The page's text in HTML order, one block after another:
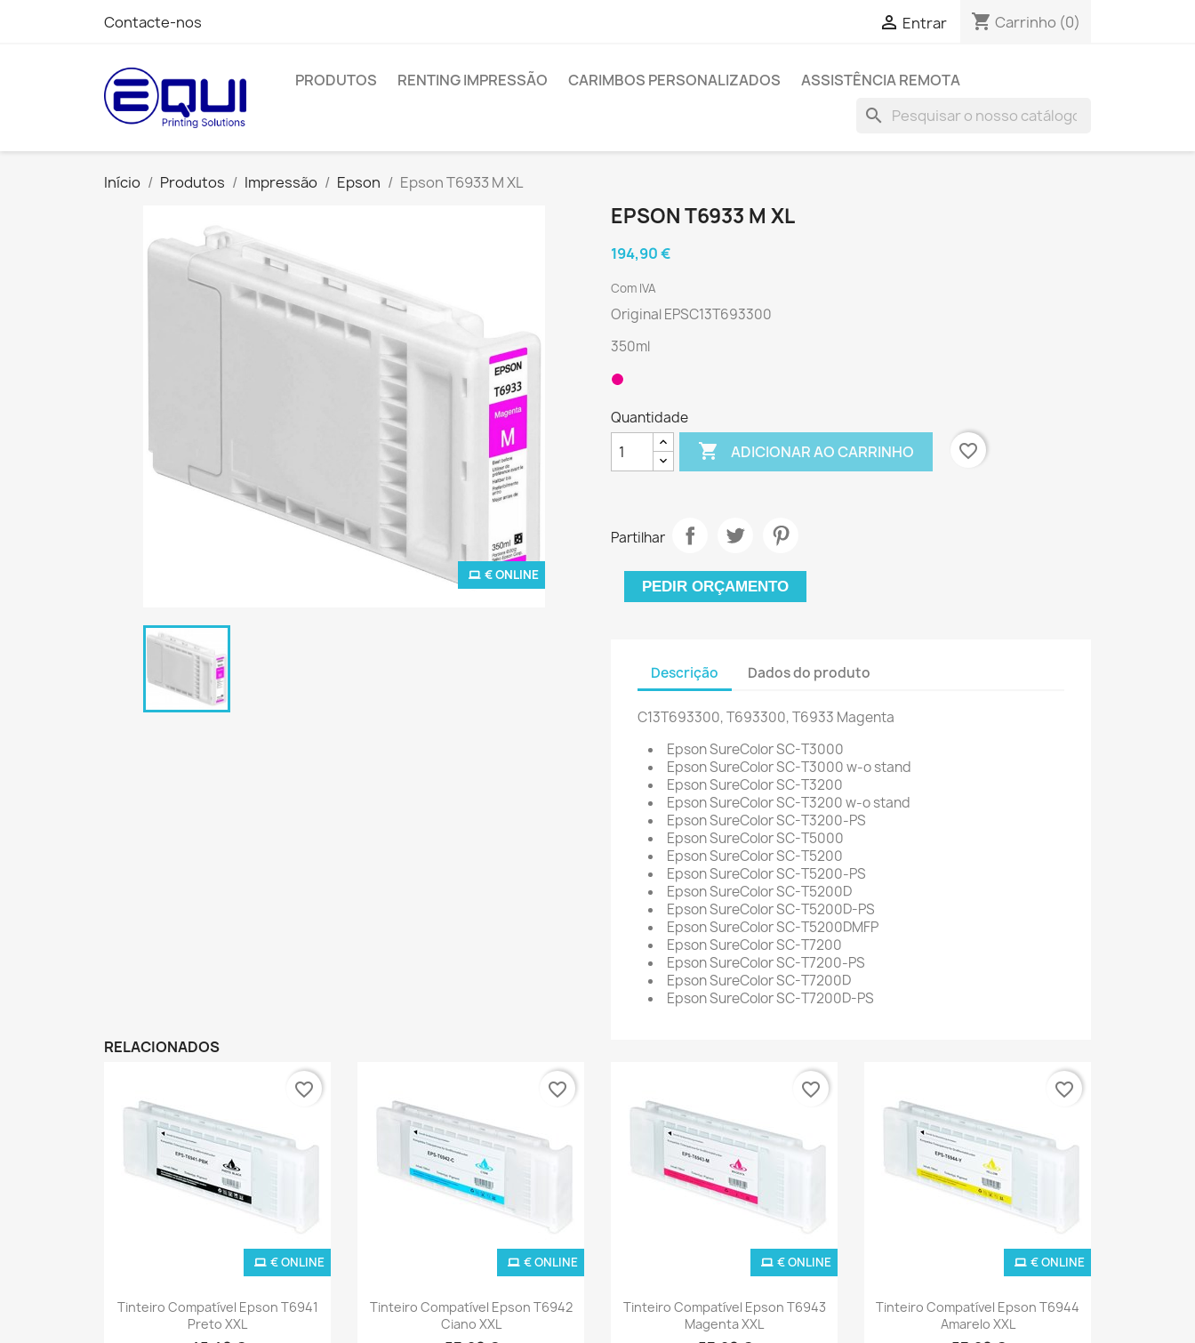
Contacte-nos  Entrar shopping_cart Carrinho (0)
PRODUTOS RENTING IMPRESSÃO CARIMBOS PERSONALIZADOS ASSISTÊNCIA REMOTA
search
Início Produtos Impressão Epson Epson T6933 M XL
€ ONLINE
EPSON T6933 M XL
194,90 €
Com IVA
Original EPSC13T693300
350ml
Quantidade
 ADICIONAR AO CARRINHO favorite_border
Partilhar
PEDIR ORÇAMENTO
Descrição Dados do produto
C13T693300, T693300, T6933 Magenta
Epson SureColor SC-T3000
Epson SureColor SC-T3000 w-o stand
Epson SureColor SC-T3200
Epson SureColor SC-T3200 w-o stand
Epson SureColor SC-T3200-PS
Epson SureColor SC-T5000
Epson SureColor SC-T5200
Epson SureColor SC-T5200-PS
Epson SureColor SC-T5200D
Epson SureColor SC-T5200D-PS
Epson SureColor SC-T5200DMFP
Epson SureColor SC-T7200
Epson SureColor SC-T7200-PS
Epson SureColor SC-T7200D
Epson SureColor SC-T7200D-PS
RELACIONADOS
Ver+
Tinteiro Compatível Epson T6941
Preto XXL
€ ONLINE
favorite_border
Ver+
Tinteiro Compatível Epson T6942
Ciano XXL
€ ONLINE
favorite_border
Ver+
Tinteiro Compatível Epson T6943
Magenta XXL
€ ONLINE
favorite_border
Ver+
Tinteiro Compatível Epson T6944
Amarelo XXL
€ ONLINE
favorite_border